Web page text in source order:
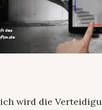
wird die